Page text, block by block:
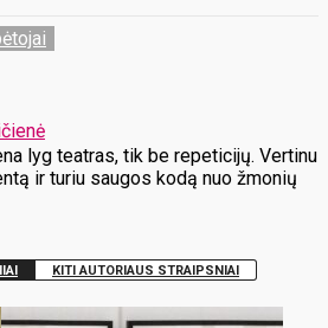
lyg teatras, tik be repeticijų. Vertinu
ir turiu saugos kodą nuo žmonių
KITI AUTORIAUS STRAIPSNIAI